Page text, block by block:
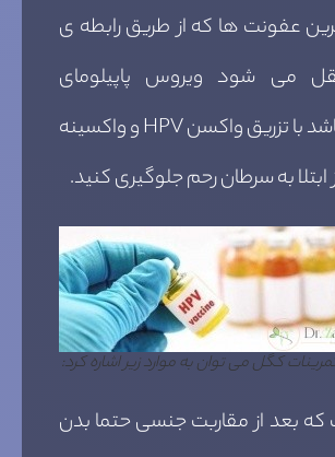
عفونت ها که از طریق رابطه ی
می شود ویروس پاپیلومای
انسانی می باشد با تزریق واکسن HPV و واکسینه
به سرطان رحم جلوگیری کنید.
کگل می توان به موارد زیر اشاره کرد:
که بعد از مقاربت جنسی حتما بدن